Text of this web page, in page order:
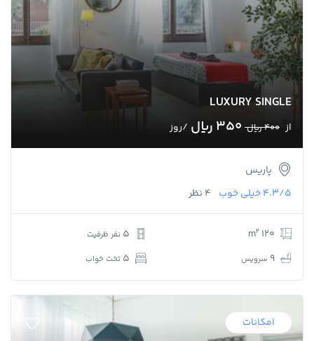
LUXURY SINGLE
از 400 ﷼ 350 ﷼ /روز
پاریس
4.3/5خیلی خوب 4 نظر
120 m
2
9 سرویس
5 نفر ظرفیت
5 تخت خواب
امکانات